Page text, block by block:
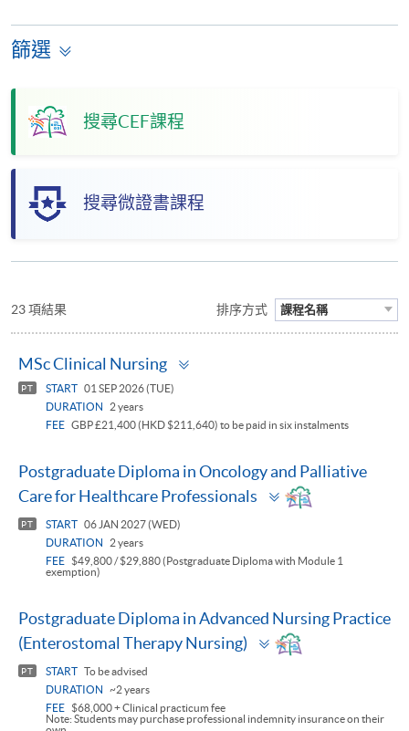
篩選
搜尋CEF課程
搜尋微證書課程
23 項結果 排序方式 課程名稱
MSc Clinical Nursing
PT START 01 SEP 2026 (TUE)
DURATION
2 years
FEE GBP £21,400 (HKD $211,640) to be paid in six instalments
Postgraduate Diploma in Oncology and Palliative
Care for Healthcare Professionals
Toggle
panel
PT START 06 JAN 2027 (WED)
DURATION
2 years
FEE $49,800 / $29,880 (Postgraduate Diploma with Module 1
exemption)
Postgraduate Diploma in Advanced Nursing Practice
(Enterostomal Therapy Nursing)
Toggle
panel
PT START To be advised
DURATION
~2 years
FEE $68,000 + Clinical practicum fee
Note: Students may purchase professional indemnity insurance on their